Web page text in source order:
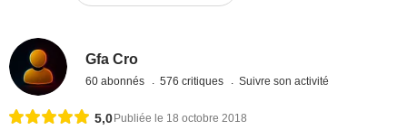
Gfa Cro
60 abonnés 576 critiques Suivre son activité
5,0 Publiée le 18 octobre 2018